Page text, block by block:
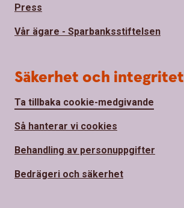
Press
Vår ägare - Sparbanksstiftelsen
Säkerhet och integritet
Ta tillbaka cookie-medgivande
Så hanterar vi cookies
Behandling av personuppgifter
Bedrägeri och säkerhet